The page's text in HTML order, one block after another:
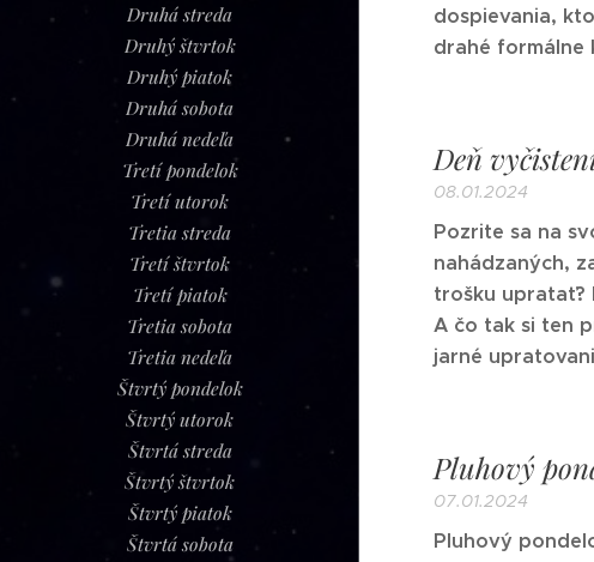
Druhá streda
Druhý štvrtok
Druhý piatok
Druhá sobota
Druhá nedeľa
Tretí pondelok
Tretí utorok
Tretia streda
Tretí štvrtok
Tretí piatok
Tretia sobota
Tretia nedeľa
Štvrtý pondelok
Štvrtý utorok
Štvrtá streda
Štvrtý štvrtok
Štvrtý piatok
Štvrtá sobota
dospievania,
drahé formálne
Deň
08.01.2024
Pozrite sa na
nahádzaných,
trošku upratať?
A čo tak si ten
jarné
Pluhový
07.01.2024
Pluhový